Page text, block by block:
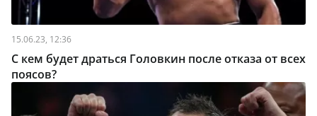
15.06.23, 12:36
С кем будет драться Головкин после отказа от всех
поясов?